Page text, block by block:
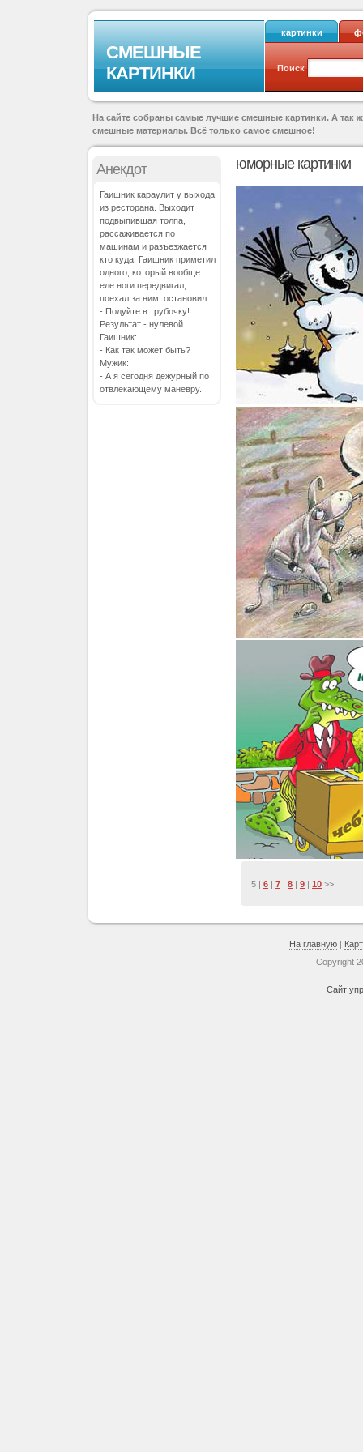
картинки
Поиск
СМЕШНЫЕ
КАРТИНКИ
На сайте собраны самые лучшие смешные картинки. А
смешные материалы. Всё только самое смешное!
Анекдот
Гаишник караулит у выхода
из ресторана. Выходит
подвыпившая толпа,
рассаживается по
машинам и разъезжается
кто куда. Гаишник приметил
одного, который вообще
еле ноги передвигал,
поехал за ним, остановил:
- Подуйте в трубочку!
Результат - нулевой.
Гаишник:
- Как так может быть?
Мужик:
- А я сегодня дежурный по
отвлекающему манёвру.
юморные картинки
5 | 6 | 7 | 8 | 9 | 10 >>
На главную |
Copyright
Сайт